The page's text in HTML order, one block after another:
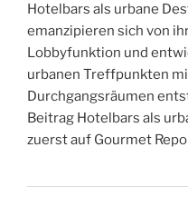
Hotelbars als urbane
emanzipieren sich von
Lobbyfunktion und
urbanen Treffpunkten
Durchgangsräumen
Beitrag Hotelbars als
zuerst auf Gourmet